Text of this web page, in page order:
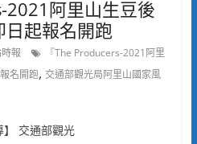
2021阿里山生豆後
起報名開跑
報
『The Producers-2021阿里
名開跑, 交通部觀光局阿里山國家風
】 交通部觀光